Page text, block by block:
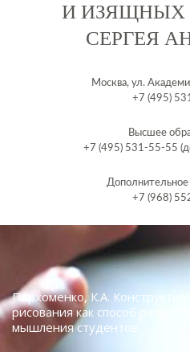
И ИЗЯЩНЫХ
СЕРГЕЯ
Москва, ул.
+7 (495)
Высшее
+7 (495) 531-55-55
Дополнительное
+7 (968)
Пархоменко, К.А.
рисования как способ
мышления студентов